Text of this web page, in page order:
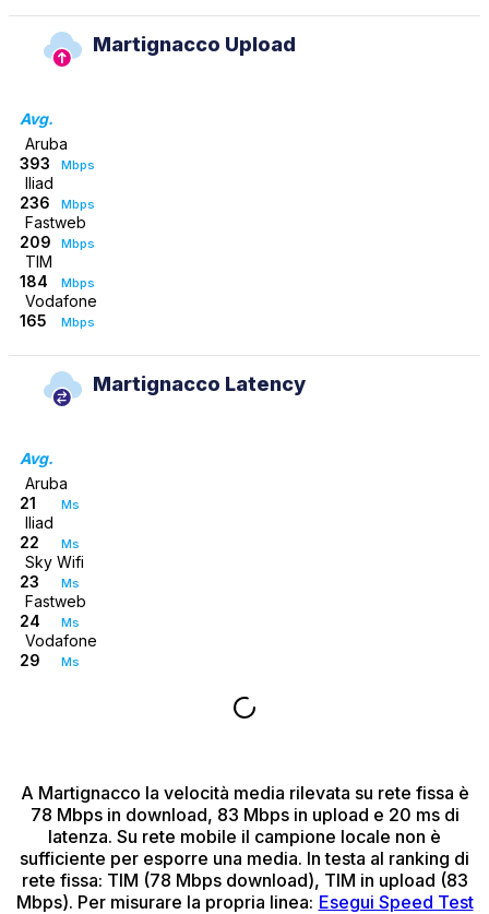
Martignacco Upload
Avg.
Aruba
393
Mbps
Iliad
236
Mbps
Fastweb
209
Mbps
TIM
184
Mbps
Vodafone
165
Mbps
Martignacco Latency
Avg.
Aruba
21
Ms
Iliad
22
Ms
Sky Wifi
23
Ms
Fastweb
24
Ms
Vodafone
29
Ms
A Martignacco la velocità media rilevata su rete fissa è
78 Mbps in download, 83 Mbps in upload e 20 ms di
latenza. Su rete mobile il campione locale non è
sufficiente per esporre una media. In testa al ranking di
rete fissa: TIM (78 Mbps download), TIM in upload (83
Mbps). Per misurare la propria linea: Esegui Speed Test